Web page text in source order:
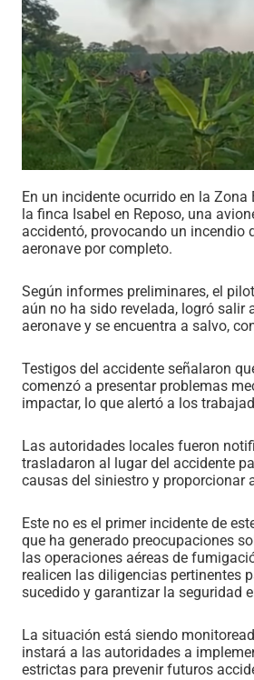
En un incidente ocurrido en la Zona
la finca Isabel en Reposo, una
accidentó, provocando un incendio
aeronave por completo.
Según informes preliminares, el
aún no ha sido revelada, logró salir
aeronave y se encuentra a salvo,
Testigos del accidente señalaron
comenzó a presentar problemas
impactar, lo que alertó a los
Las autoridades locales fueron
trasladaron al lugar del accidente
causas del siniestro y proporcionar
Este no es el primer incidente de
que ha generado preocupaciones
las operaciones aéreas de
realicen las diligencias pertinentes
sucedido y garantizar la seguridad
La situación está siendo
instará a las autoridades a
estrictas para prevenir futuros